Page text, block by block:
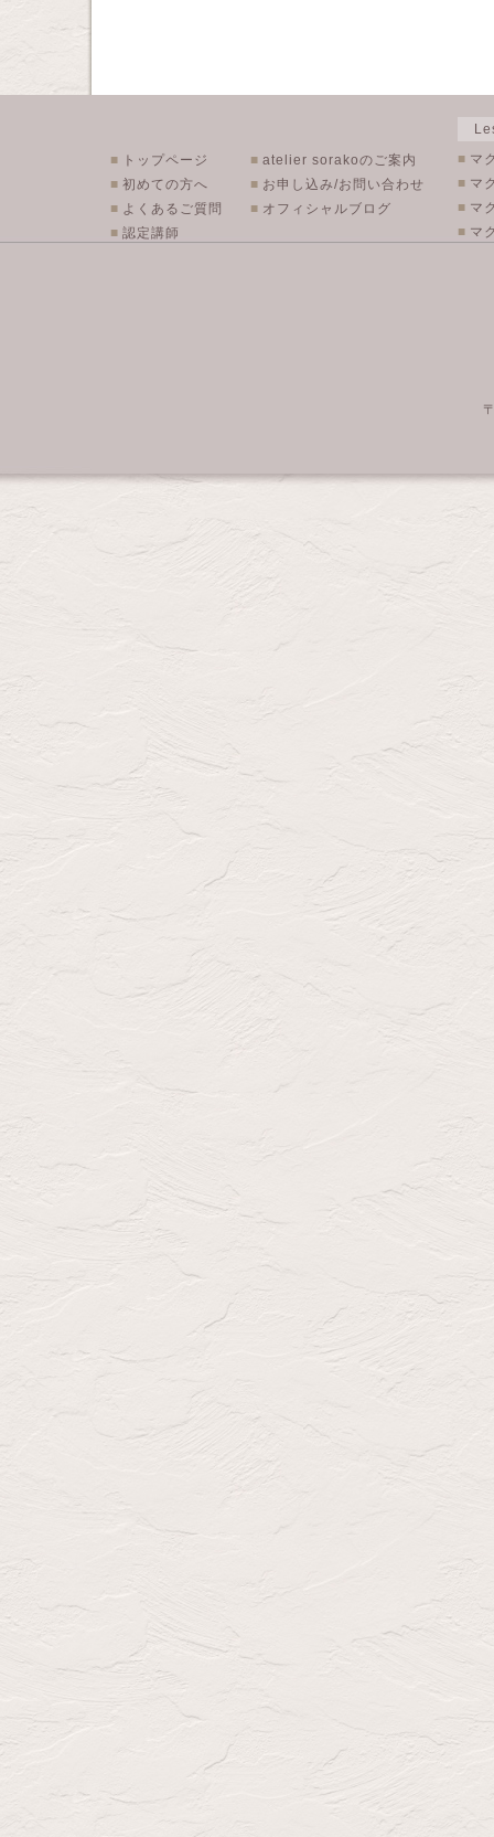
■ トップページ
■ 初めての方へ
■ よくあるご質問
■ 認定講師
■ atelier sorakoのご案内
■ お申し込み/お問い合わせ
■ オフィシャルブログ
■ マ
■ マ
■ マ
■ マ